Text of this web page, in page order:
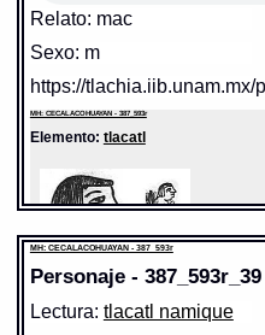
Relato: mac
Sexo: m
https://tlachia.iib.unam.mx/
MH: CECALACOHUAYAN - 387_593r
Elemento: tlacatl
MH: CECALACOHUAYAN - 387_593r
Personaje - 387_593r_39
Lectura: tlacatl namique